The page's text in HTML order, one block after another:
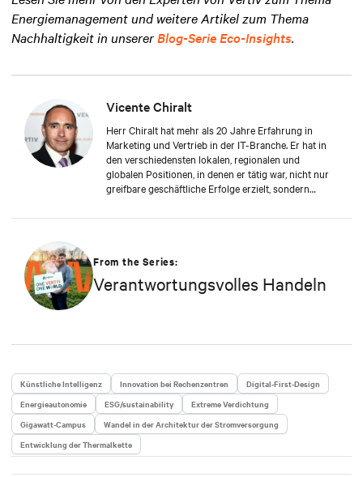
Energiemanagement und weitere Artikel zum Thema
Nachhaltigkeit in unsererBlog-Serie Eco-Insights.
Vicente Chiralt
Herr Chiralt hat mehr als 20 Jahre Erfahrung in
Marketing und Vertrieb in der IT-Branche. Er hat in
den verschiedensten lokalen, regionalen und
globalen Positionen, in denen er tätig war, nicht nur
greifbare geschäftliche Erfolge erzielt, sondern
„Marketing Manager of the Year“ nominiert. Bei Vertiv
Zusammenarbeit mit den Vertriebs- und
Produktteams bemüht er sich, das Bewusstsein dafür
zu schärfen und Partner und Kunden bei ihrer
hat. Außerdem hat er einen Executive MBA von der IE
From the Series:
Verantwortungsvolles Handeln
Künstliche Intelligenz Innovation bei Rechenzentren
Digital-First-Design
Energieautonomie
ESG/sustainability
Extreme Verdichtung
Gigawatt-Campus
Wandel in der Architektur der Stromversorgung
Entwicklung der Thermalkette